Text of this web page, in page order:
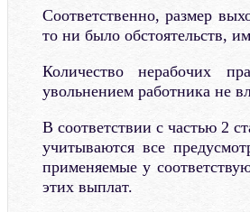
Соответственно, размер
то ни было обстоятельств,
Количество нерабочих
увольнением работника не
В соответствии с частью 2
учитываются все
применяемые у
этих выплат.